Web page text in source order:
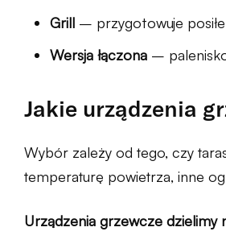
Grill – przygotowuje
Wersja łączona –
Jakie urządzenia
Wybór zależy od tego, czy
temperaturę powietrza, inne
Urządzenia grzewcze dzielimy